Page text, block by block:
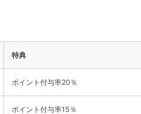
特典
ポイント付与率20％
ポイント付与率15％